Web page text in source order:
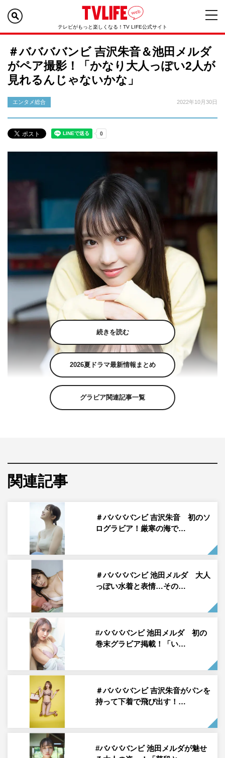
テレビがもっと楽しくなる！TV LIFE公式サイト
＃ババババンビ 吉沢朱音＆池田メルダ
がペア撮影！「かなり大人っぽい2人が
見れるんじゃないかな」
エンタメ総合 2022年10月30日
＃ババババンビ 吉沢朱音＆池田メルダ 「Platinum FLASH Vol.20」
（光文社）
＃ババババンビの吉沢朱音＆池田メルダが、10月27日発
売の「Platinum FLASH Vol.20」（光文社）にペアで掲
載。アザーカットと本人インタビューが到着した。
桃月なしこやアンジェラ芽衣など人気タレントが所属する
芸能事務所・
イドルグループ・＃ババババンビ。活動開始から2周年を
迎え、8月のZepp Nambaでの単独公演に続き、10月21日
には過去最大規模となる中野サンプラザでのワンマンも大
成功に収めた。
そんな＃ババババンビで黄色担当の吉沢と緑色担当の池田
が、「Platinum FLASH Vol.20」にペアで登場。初めての
ことで新鮮だったというペア撮影のエピソードから、中野
サンプラザワンマンや地上波での冠番組放送についてなど
インタビューで語っている。
＃ババババンビ 吉沢朱音＆池田メルダ インタビ
続きを読む
2026夏ドラマ最新情報まとめ
グラビア関連記事一覧
関連記事
＃ババババンビ 吉沢朱音 初のソ
ログラビア！厳寒の海で…
＃ババババンビ 池田メルダ 大人
っぽい水着と表情…その…
#ババババンビ 池田メルダ 初の
巻末グラビア掲載！「い…
＃ババババンビ 吉沢朱音がパンを
持って下着で飛び出す！…
#ババババンビ 池田メルダが魅せ